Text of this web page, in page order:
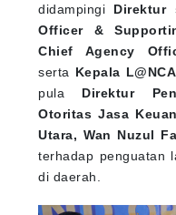
didampingi Direktur
Officer &
Chief Agency
serta Kepala
pula Direktur
Otoritas Jasa
Utara, Wan Nuzul
terhadap penguatan
di daerah.